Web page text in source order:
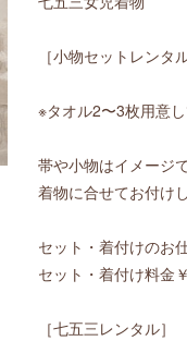
［小物セットレンタル
※タオル2〜3枚用意し
帯や小物はイメージで
着物に合せてお付け
セット・着付けのお
セット・着付け料金
［七五三レンタル］